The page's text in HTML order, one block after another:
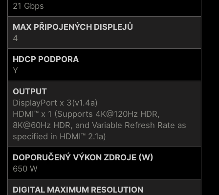
21 Gbps
MAX PŘIPOJENÝCH DISPLEJŮ
4
HDCP PODPORA
Y
OUTPUT
DisplayPort x 3(v1.4a)
HDMI™ x 1 (Supports 4K@120Hz HDR,
8K@60Hz HDR, and Variable Refresh Rate as
specified in HDMI™ 2.1a)
DOPORUČENÝ VÝKON ZDROJE (W)
650 W
DIGITAL MAXIMUM RESOLUTION